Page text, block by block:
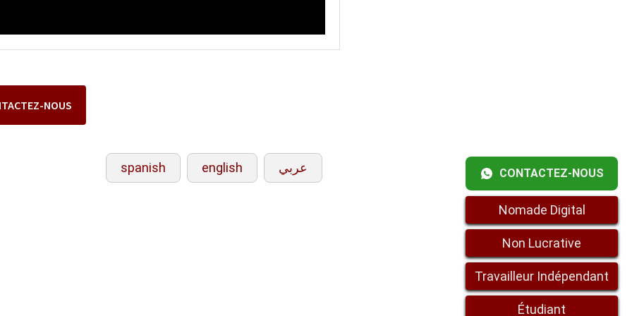
NOUS
spanish english عربي CONTACTEZ-NOUS
Nomade Digital
Non Lucrative
Travailleur Indépendant
Étudiant